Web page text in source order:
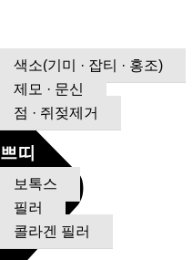
색소(기미 · 잡티 · 홍조)
제모 · 문신
점 · 쥐젖제거
쁘띠
보톡스
필러
콜라겐 필러